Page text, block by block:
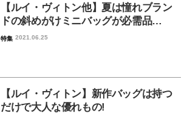
【ルイ・ヴィトン他】夏は憧れブラン
ドの斜めがけミニバッグが必需品…
特集 2021.06.25
【ルイ・ヴィトン】新作バッグは持つ
だけで大人な優れもの!